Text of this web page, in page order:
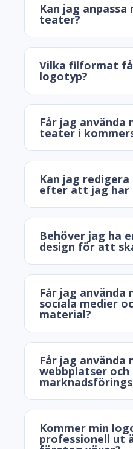
Kan jag
teater?
Vilka filformat
logotyp?
Får jag
teater i
Kan jag
efter att jag har
Behöver jag ha
design för att
Får jag använda
sociala medier
material?
Får jag använda
webbplatser och
Kommer min
professionell ut